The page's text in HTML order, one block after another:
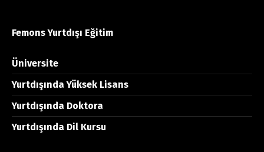
Femons Yurtdışı Eğitim
Üniversite
Yurtdışında Yüksek Lisans
Yurtdışında Doktora
Yurtdışında Dil Kursu